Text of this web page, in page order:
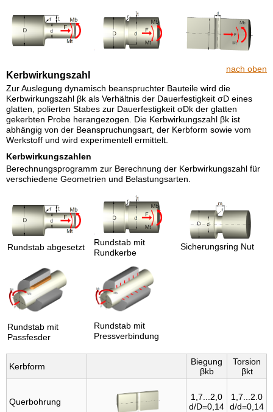
nach oben
Kerbwirkungszahl
Zur Auslegung dynamisch beanspruchter Bauteile wird die
Kerbwirkungszahl βk als Verhältnis der Dauerfestigkeit σD eines
glatten, polierten Stabes zur Dauerfestigkeit σDk der glatten
gekerbten Probe herangezogen. Die Kerbwirkungszahl βk ist
abhängig von der Beanspruchungsart, der Kerbform sowie vom
Werkstoff und wird experimentell ermittelt.
Kerbwirkungszahlen
Berechnungsprogramm zur Berechnung der Kerbwirkungszahl für
verschiedene Geometrien und Belastungsarten.
Rundstab abgesetzt
Rundstab mit
Rundkerbe
Sicherungsring Nut
Rundstab mit
Passfesder
Rundstab mit
Pressverbindung
Kerbform
Biegung
βkb
Torsion
βkt
Quer­bohrung
1,7...2,0
d/D=0,14
1,7...2.0
d/d=0,14